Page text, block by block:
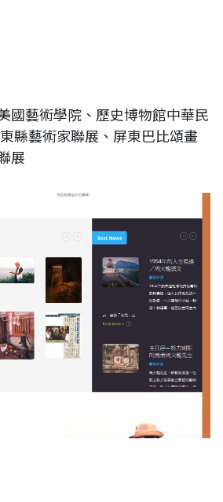
國藝術學院、歷史博物館中華民
縣藝術家聯展、屏東巴比頌畫
展